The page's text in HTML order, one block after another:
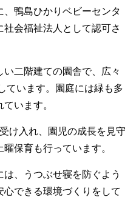
、鴨島ひかりベビーセンタ
社会福祉法人として認可さ
二階建ての園舎で、広々
ています。園庭には緑も多
います。
け入れ、園児の成長を見守
保育も行っています。
、うつぶせ寝を防ぐよう
できる環境づくりをして